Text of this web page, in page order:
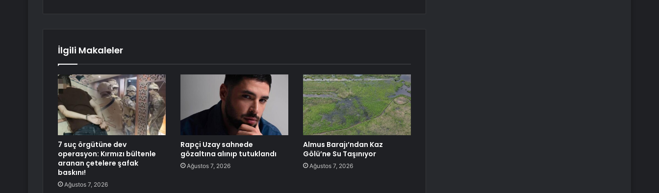
İlgili Makaleler
7 suç örgütüne dev
operasyon: Kırmızı bültenle
aranan çetelere şafak
baskını!
Ağustos 7, 2026
Rapçi Uzay sahnede
gözaltına alınıp tutuklandı
Ağustos 7, 2026
Almus Barajı’ndan Kaz
Gölü’ne Su Taşınıyor
Ağustos 7, 2026